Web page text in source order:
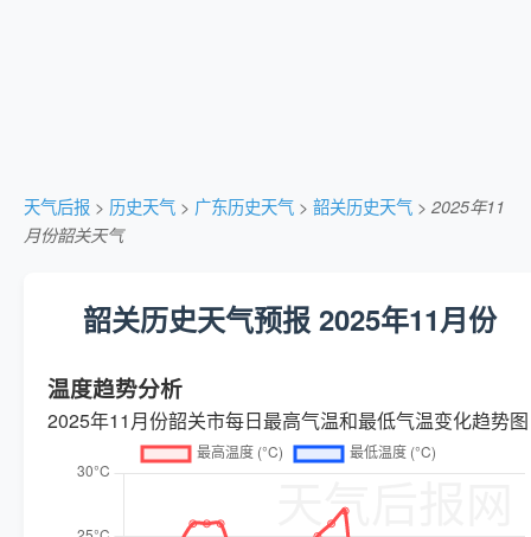
天气后报 > 历史天气 > 广东历史天气 > 韶关历史天气 > 2025年11
月份韶关天气
韶关历史天气预报 2025年11月份
温度趋势分析
2025年11月份韶关市每日最高气温和最低气温变化趋势图